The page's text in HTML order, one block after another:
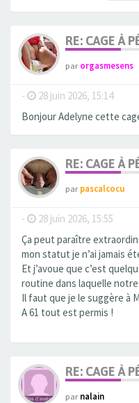
RE: CAGE À
parorgasmesens
- 28 juin 2026, 15:14
Bonjour Adelyne cette
RE: CAGE À
parpascalcocu
- 28 juin 2026, 15:55
Ça peut paraître
mon statut je n’ai jamais
Et j’avoue que c’est
routine dans laquelle
Il faut que je le suggère à
A 61 tout est permis !
RE: CAGE À
parnalain